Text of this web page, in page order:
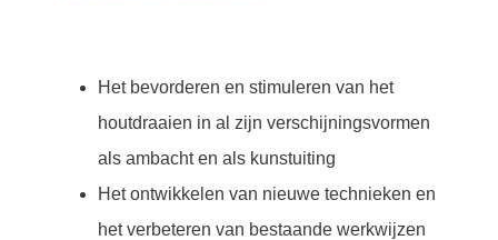
Het bevorderen en stimuleren van het
houtdraaien in al zijn verschijningsvormen
als ambacht en als kunstuiting
Het ontwikkelen van nieuwe technieken en
het verbeteren van bestaande werkwijzen